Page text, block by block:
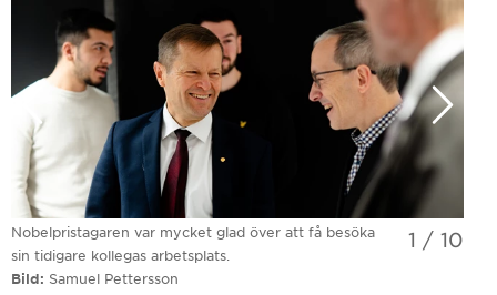
1 / 10
Nobelpristagaren var mycket glad över att få besöka
sin tidigare kollegas arbetsplats.
Bild
Samuel Pettersson